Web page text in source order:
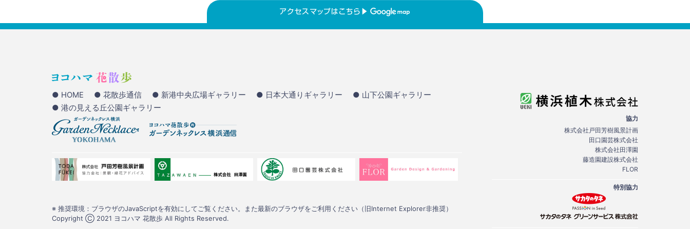
● HOME ● 花散歩通信 ● 新港中央広場ギャラリー ● 日本大通りギャラリー
● 山下公園ギャラリー
● 港の見える丘公園ギャラリー
協力
株式会社戸田芳樹風景計画
田口園芸株式会社
株式会社田澤園
藤造園建設株式会社
FLOR
特別協力
※ 推奨環境：ブラウザのJavaScriptを有効にしてご覧ください。また最新のブラウザをご利用ください（旧Internet Explorer非推奨）
Copyright Ⓒ 2021 ヨコハマ 花散歩 All Rights Reserved.